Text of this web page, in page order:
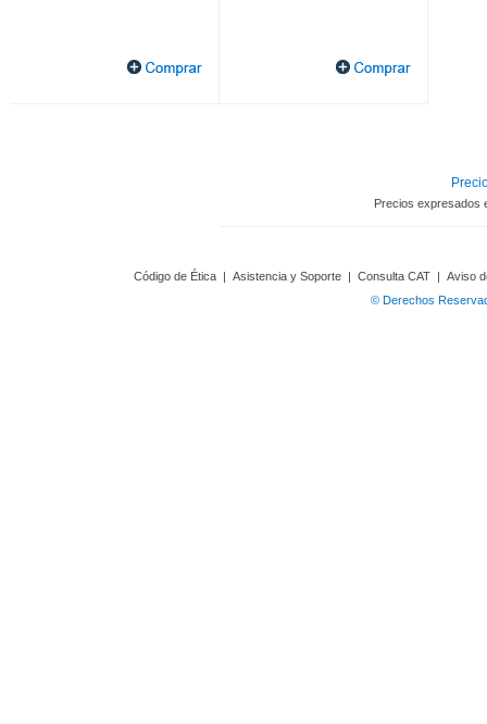
Precios expresados
Código de Ética | Asistencia y Soporte | Consulta CAT | Aviso
© Derechos